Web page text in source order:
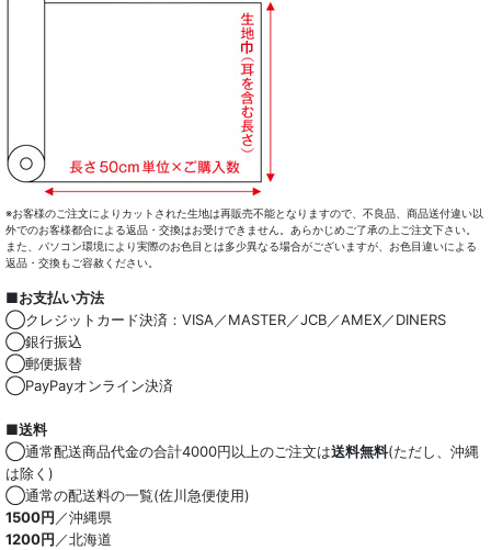
※お客様のご注文によりカットされた生地は再販売不能となりますので、不良品、商品送付違い以
外でのお客様都合による返品・交換はお受けできません。あらかじめご了承の上ご注文下さい。
また、パソコン環境により実際のお色目とは多少異なる場合がございますが、お色目違いによる
返品・交換もご容赦ください。
■お支払い方法
◯クレジットカード決済：VISA／MASTER／JCB／AMEX／DINERS
◯銀行振込
◯郵便振替
◯PayPayオンライン決済
■送料
◯通常配送商品代金の合計4000円以上のご注文は送料無料(ただし、沖縄
は除く)
◯通常の配送料の一覧(佐川急便使用)
1500円 ／沖縄県
1200円 ／北海道